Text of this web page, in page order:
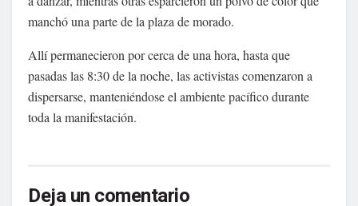
manchó una parte de la plaza de morado.
Allí permanecieron por cerca de una hora, hasta que
pasadas las 8:30 de la noche, las activistas comenzaron a
dispersarse, manteniéndose el ambiente pacífico durante
toda la manifestación.
Deja un comentario